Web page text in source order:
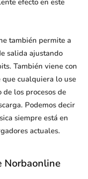
efecto en este
también permite a
salida ajustando
También viene con
cualquiera lo use
los procesos de
Podemos decir
siempre está en
actuales.
Norbaonline